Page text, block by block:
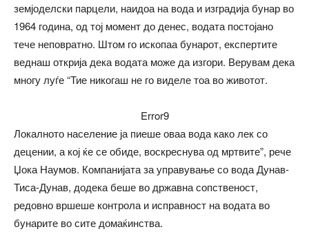
земјоделски парцели, наидоа на вода и изградија бунар во
1964 година, од тој момент до денес, водата постојано
тече неповратно. Штом го ископаа бунарот, експертите
веднаш открија дека водата може да изгори. Верувам дека
многу луѓе “Тие никогаш не го виделе тоа во животот.
Error9
Локалното население ја пиеше оваа вода како лек со
децении, а кој ќе се обиде, воскреснува од мртвите”, рече
Џока Наумов. Компанијата за управување со вода Дунав-
Тиса-Дунав, додека беше во државна сопственост,
редовно вршеше контрола и исправност на водата во
бунарите во сите домаќинства.